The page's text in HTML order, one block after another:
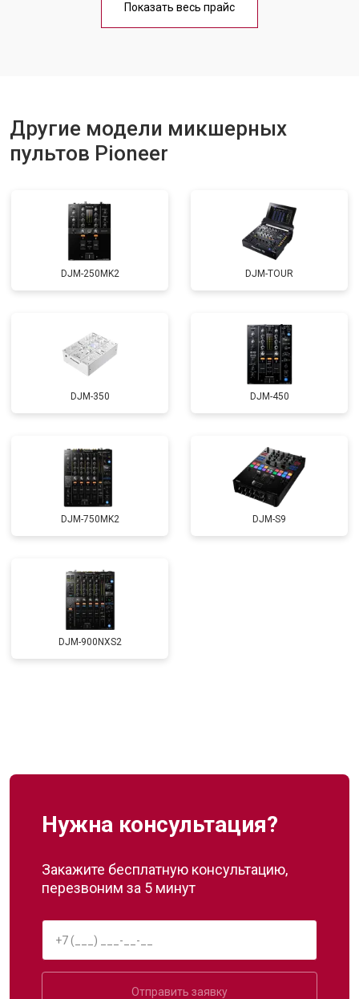
Показать весь прайс
Другие модели микшерных
пультов Pioneer
DJM-250MK2 DJM-TOUR
DJM-350 DJM-450
DJM-750MK2 DJM-S9
DJM-900NXS2
Нужна консультация?
Закажите бесплатную консультацию,
перезвоним за 5 минут
Отправить заявку